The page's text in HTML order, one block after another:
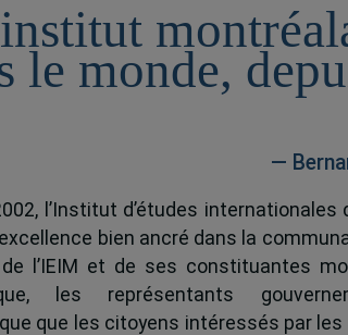
le monde,
—
l’Institut d’études
bien ancré dans la
l’IEIM et de ses constituantes
les représentants
que les citoyens intéressés par